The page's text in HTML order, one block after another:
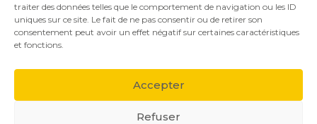
traiter des données telles que le comportement de navigation ou les ID
uniques sur ce site. Le fait de ne pas consentir ou de retirer son
consentement peut avoir un effet négatif sur certaines caractéristiques
et fonctions.
Accepter
Refuser
Footer